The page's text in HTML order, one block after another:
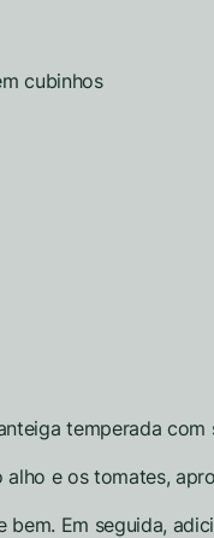
cubinhos
temperada com
alho e os tomates,
Em seguida,